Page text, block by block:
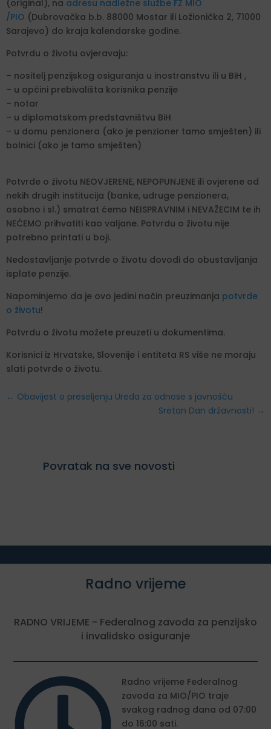
(original), na adresu nadležne službe FZ MIO
/PIO (Dubrovačka b.b. 88000 Mostar ili Ložionička 2, 71000
Sarajevo) do kraja kalendarske godine.
Potvrdu o životu ovjeravaju:
– nositelj penzijskog osiguranja u inostranstvu ili u BiH ,
– u općini prebivališta korisnika penzije
– notar
– u diplomatskom predstavništvu BiH
– u domu penzionera (ako je penzioner tamo smješten) ili
bolnici (ako je tamo smješten)
Potvrde o životu NEOVJERENE, NEPOPUNJENE ili ovjerene od
nekih drugih institucija (banke, udruge penzionera,
osobno i sl.) smatrat ćemo NEISPRAVNIM i NEVAŽECIM te ih
NEĆEMO prihvatiti kao valjane. Potvrdu o životu nije
potrebno printati u boji.
Nedostavljanje potvrde o životu dovodi do obustavljanja
isplate penzije.
Napominjemo da je ovo jedini način preuzimanja potvrde
o životu!
Potvrdu o životu možete preuzeti u dokumentima.
Korisnici iz Hrvatske, Slovenije i entiteta RS više ne moraju
slati potvrde o životu.
← Obavijest o preseljenju Ureda za odnose s javnošću
Sretan Dan državnosti! →
Povratak na sve novosti
Radno vrijeme
RADNO VRIJEME - Federalnog zavoda za penzijsko
i invalidsko osiguranje
Radno vrijeme Federalnog
zavoda za MIO/PIO traje
svakog radnog dana od 07:00
do 16:00 sati.